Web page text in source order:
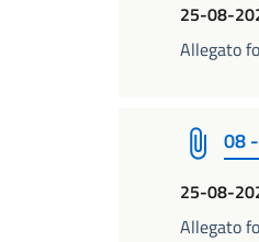
25-08-
Allegato
08
25-08-
Allegato